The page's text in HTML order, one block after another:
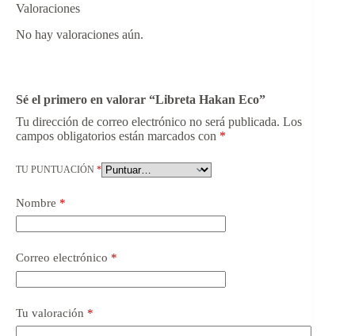
Valoraciones
No hay valoraciones aún.
Sé el primero en valorar “Libreta Hakan Eco”
Tu dirección de correo electrónico no será publicada. Los
campos obligatorios están marcados con *
TU PUNTUACIÓN *
Nombre *
Correo electrónico *
Tu valoración *